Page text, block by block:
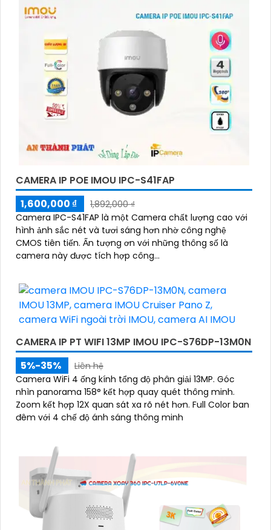
CAMERA IP POE IMOU IPC-S41FAP
1,600,000 ₫
1,892,000 ₫
Camera IPC-S41FAP là một Camera chất lượng cao với
hình ảnh sắc nét và tươi sáng hơn nhờ công nghệ
CMOS tiên tiến. Ấn tượng ơn với những thông số là
camera này được tích hợp công...
CAMERA IP PT WIFI 13MP IMOU IPC-S76DP-13M0N
5%-35%
Liên hệ
Camera WiFi 4 ống kính tổng độ phân giải 13MP. Góc
nhìn panorama 158° kết hợp quay quét thông minh.
Zoom kết hợp 12X quan sát xa rõ nét hơn. Full Color ban
đêm với 4 chế độ ánh sáng thông minh